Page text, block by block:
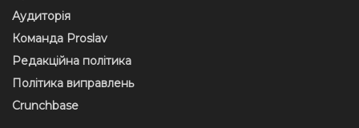
Аудиторія
Команда Proslav
Редакційна політика
Політика виправлень
Crunchbase